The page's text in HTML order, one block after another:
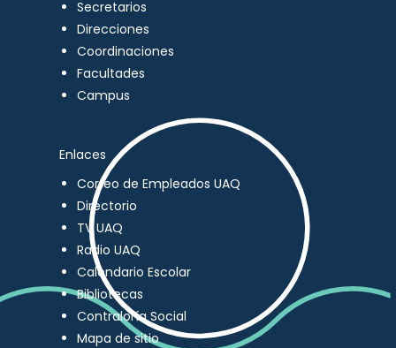
Secretarios
Direcciones
Coordinaciones
Facultades
Campus
Enlaces
Correo de Empleados UAQ
Directorio
TV UAQ
Radio UAQ
Calendario Escolar
Bibliotecas
Contraloría Social
Mapa de sitio